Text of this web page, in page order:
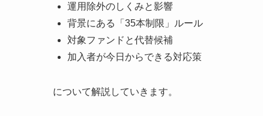
運用除外のしくみと影響
背景にある「35本制限」ルール
対象ファンドと代替候補
加入者が今日からできる対応策
について解説していきます。